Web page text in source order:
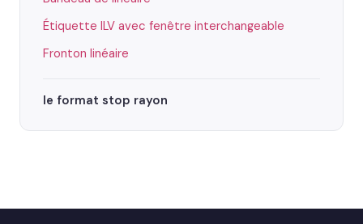
Étiquette ILV avec fenêtre interchangeable
Fronton linéaire
le format stop rayon